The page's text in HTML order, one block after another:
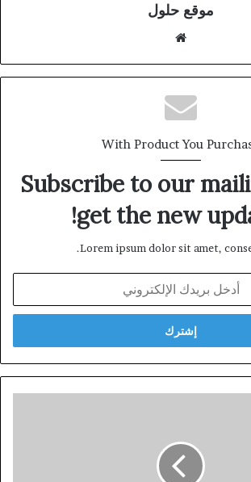
موقع حلول
With Product You
Subscribe to our
get the new
Lorem ipsum dolor sit amet,